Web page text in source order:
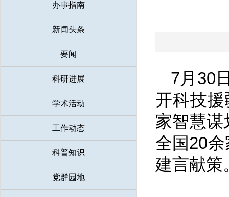
办事指南
新闻头条
要闻
科研进展
学术活动
工作动态
科普知识
党群园地
7月30
开科技
家智慧谋
全国20余
建言献策